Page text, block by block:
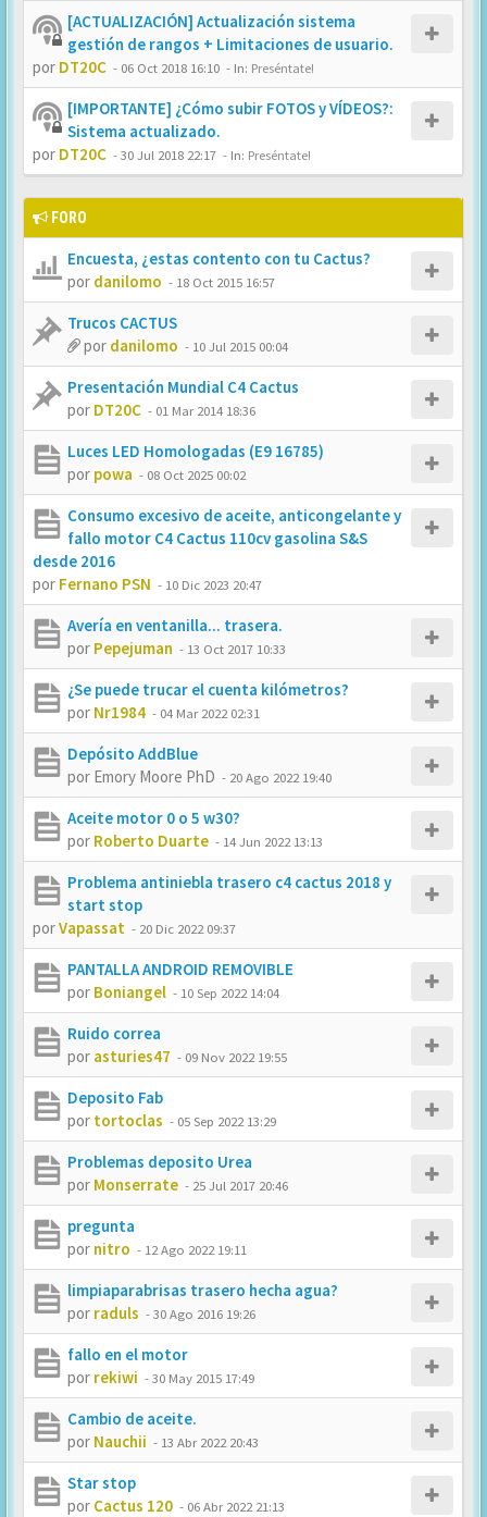
[ACTUALIZACIÓN] Actualización sistema
gestión de rangos + Limitaciones de usuario.
por DT20C - 06 Oct 2018 16:10 - In: Preséntate!
[IMPORTANTE] ¿Cómo subir FOTOS y VÍDEOS?:
Sistema actualizado.
por DT20C -30 Jul 2018 22:17 - In: Preséntate!
FORO
Encuesta, ¿estas contento con tu Cactus?
por danilomo - 18 Oct 2015 16:57
Trucos CACTUS
por danilomo - 10 Jul 2015 00:04
Presentación Mundial C4 Cactus
por DT20C - 01 Mar 2014 18:36
Luces LED Homologadas (E9 16785)
por powa - 08 Oct 2025 00:02
Consumo excesivo de aceite, anticongelante y
fallo motor C4 Cactus 110cv gasolina S&S
desde 2016
por Fernano PSN - 10 Dic 2023 20:47
Avería en ventanilla... trasera.
por Pepejuman - 13 Oct 2017 10:33
¿Se puede trucar el cuenta kilómetros?
por Nr1984 - 04 Mar 2022 02:31
Depósito AddBlue
por Emory Moore PhD - 20 Ago 2022 19:40
Aceite motor 0 o 5 w30?
por Roberto Duarte - 14 Jun 2022 13:13
Problema antiniebla trasero c4 cactus 2018 y
start stop
porVapassat - 20 Dic 2022 09:37
PANTALLA ANDROID REMOVIBLE
por Boniangel - 10 Sep 2022 14:04
Ruido correa
por asturies47 - 09 Nov 2022 19:55
Deposito Fab
por tortoclas - 05 Sep 2022 13:29
Problemas deposito Urea
por Monserrate - 25 Jul 2017 20:46
pregunta
por nitro - 12 Ago 2022 19:11
limpiaparabrisas trasero hecha agua?
por raduls -30 Ago 2016 19:26
fallo en el motor
por rekiwi -30 May 2015 17:49
Cambio de aceite.
por Nauchii - 13 Abr 2022 20:43
Star stop
por Cactus 120 - 06 Abr 2022 21:13